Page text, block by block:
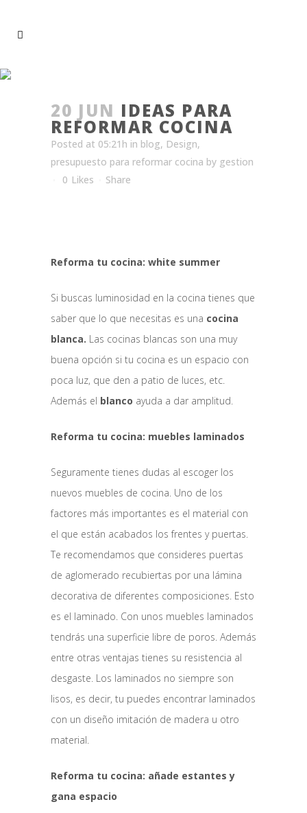
20 JUN IDEAS PARA
REFORMAR COCINA
Posted at 05:21h in blog, Design,
presupuesto para reformar cocina by gestion
0 Likes Share
Reforma tu cocina: white summer
Si buscas luminosidad en la cocina tienes que
saber que lo que necesitas es una cocina
blanca. Las cocinas blancas son una muy
buena opción si tu cocina es un espacio con
poca luz, que den a patio de luces, etc.
Además el blanco ayuda a dar amplitud.
Reforma tu cocina: muebles laminados
Seguramente tienes dudas al escoger los
nuevos muebles de cocina. Uno de los
factores más importantes es el material con
el que están acabados los frentes y puertas.
Te recomendamos que consideres puertas
de aglomerado recubiertas por una lámina
decorativa de diferentes composiciones. Esto
es el laminado. Con unos muebles laminados
tendrás una superficie libre de poros. Además
entre otras ventajas tienes su resistencia al
desgaste. Los laminados no siempre son
lisos, es decir, tu puedes encontrar laminados
con un diseño imitación de madera u otro
material.
Reforma tu cocina: añade estantes y
gana espacio